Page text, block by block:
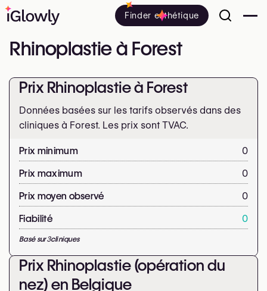
Finder esthétique
Rhinoplastie à Forest
Prix Rhinoplastie à Forest
Données basées sur les tarifs observés dans des
cliniques à Forest. Les prix sont TVAC.
Prix minimum
0
Prix maximum
0
Prix moyen observé
0
Fiabilité
0
Basé sur3cliniques
Prix Rhinoplastie (opération du
nez) en Belgique